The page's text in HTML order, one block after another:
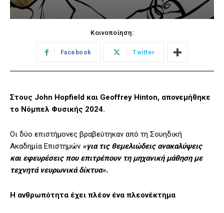
Κοινοποίηση:
Facebook Twitter
Στους John Hopfield και Geoffrey Hinton, απονεμήθηκε
το Νόμπελ Φυσικής 2024.
Οι δύο επιστήμονες βραβεύτηκαν από τη Σουηδική
Ακαδημία Επιστημών «για τις θεμελιώδεις ανακαλύψεις
και εφευρέσεις που επιτρέπουν τη μηχανική μάθηση με
τεχνητά νευρωνικά δίκτυα».
Η ανθρωπότητα έχει πλέον ένα πλεονέκτημα